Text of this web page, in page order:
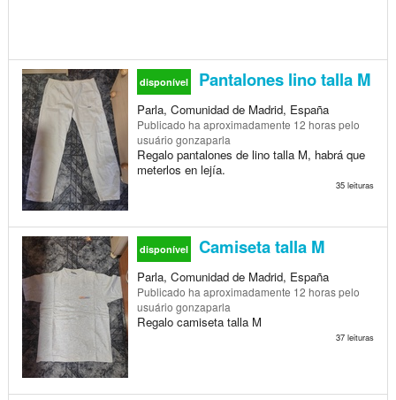
disponível Pantalones lino talla M
Parla, Comunidad de Madrid, España
Publicado ha aproximadamente 12 horaspelo
usuário gonzaparla
Regalo pantalones de lino talla M, habrá que
meterlos en lejía.
35 leituras
disponível Camiseta talla M
Parla, Comunidad de Madrid, España
Publicado ha aproximadamente 12 horaspelo
usuário gonzaparla
Regalo camiseta talla M
37 leituras